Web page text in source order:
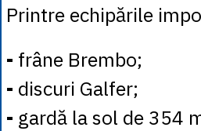
Printre echipările
- frâne Brembo;
- discuri Galfer;
- gardă la sol de 354